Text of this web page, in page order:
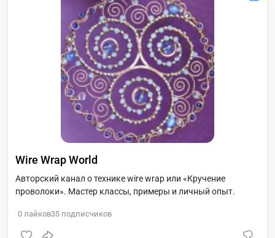
Wire Wrap World
Авторский канал о технике wire wrap или «Кручение
проволоки». Мастер классы, примеры и личный опыт.
0 лайков35 подписчиков